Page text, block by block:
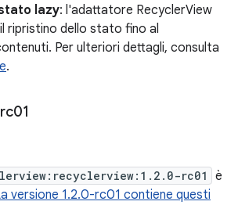
lazy: l'adattatore RecyclerView
ripristino dello stato fino al
Per ulteriori dettagli, consulta
.
rc01
è
versione 1.2.0-rc01 contiene questi